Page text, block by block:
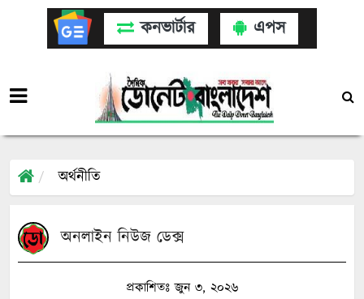
কনভার্টার এপস
অর্থনীতি
অনলাইন নিউজ ডেক্স
প্রকাশিতঃ জুন ৩, ২০২৬